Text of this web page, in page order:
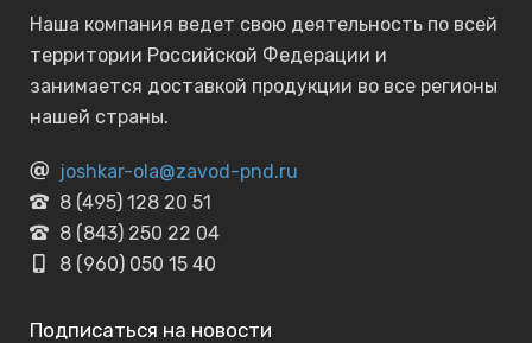
Наша компания ведет свою деятельность по всей
территории Российской Федерации и
занимается доставкой продукции во все регионы
нашей страны.
joshkar-ola@zavod-pnd.ru
8 (495) 128 20 51
8 (843) 250 22 04
8 (960) 050 15 40
Подписаться на новости